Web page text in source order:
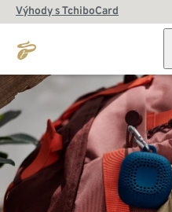
Výhody s TchiboCard